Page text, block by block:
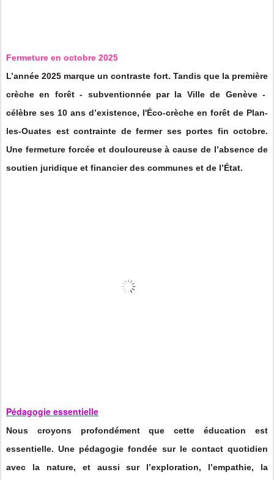
Fermeture en octobre 2025
L’année 2025 marque un contraste fort. Tandis que la première
crèche en forêt - subventionnée par la Ville de Genève -
célèbre ses 10 ans d’existence, l'Éco-crèche en forêt de Plan-
les-Ouates est contrainte de fermer ses portes fin octobre.
Une fermeture forcée et douloureuse à cause de l’absence de
soutien juridique et financier des communes et de l’État.
Pédagogie essentielle
Nous croyons profondément que cette éducation est
essentielle. Une pédagogie fondée sur le contact quotidien
avec la nature, et aussi sur l’exploration, l’empathie, la